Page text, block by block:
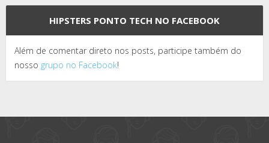
HIPSTERS PONTO TECH NO FACEBOOK
Além de comentar direto nos posts, participe também do
nosso grupo no Facebook!